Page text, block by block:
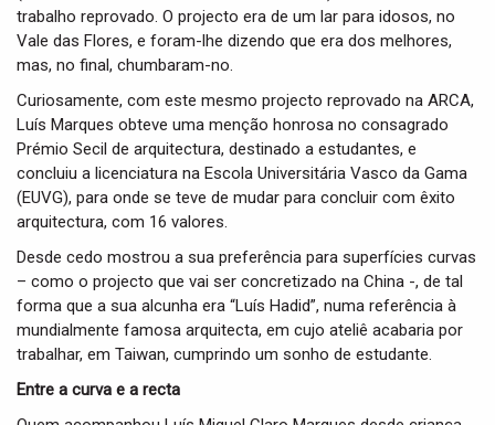
trabalho reprovado. O projecto era de um lar para idosos, no
Vale das Flores, e foram-lhe dizendo que era dos melhores,
mas, no final, chumbaram-no.
Curiosamente, com este mesmo projecto reprovado na ARCA,
Luís Marques obteve uma menção honrosa no consagrado
Prémio Secil de arquitectura, destinado a estudantes, e
concluiu a licenciatura na Escola Universitária Vasco da Gama
(EUVG), para onde se teve de mudar para concluir com êxito
arquitectura, com 16 valores.
Desde cedo mostrou a sua preferência para superfícies curvas
– como o projecto que vai ser concretizado na China -, de tal
forma que a sua alcunha era “Luís Hadid”, numa referência à
mundialmente famosa arquitecta, em cujo ateliê acabaria por
trabalhar, em Taiwan, cumprindo um sonho de estudante.
Entre a curva e a recta